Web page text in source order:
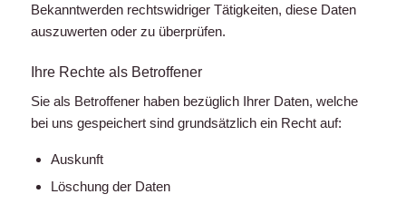
Bekanntwerden rechtswidriger Tätigkeiten, diese Daten
auszuwerten oder zu überprüfen.
Ihre Rechte als Betroffener
Sie als Betroffener haben bezüglich Ihrer Daten, welche
bei uns gespeichert sind grundsätzlich ein Recht auf:
Auskunft
Löschung der Daten